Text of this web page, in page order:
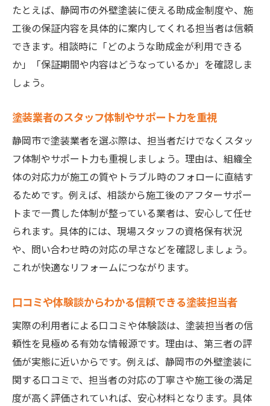
たとえば、静岡市の外壁塗装に使える助成金制度や、施
工後の保証内容を具体的に案内してくれる担当者は信頼
できます。相談時に「どのような助成金が利用できる
か」「保証期間や内容はどうなっているか」を確認しま
しょう。
塗装業者のスタッフ体制やサポート力を重視
静岡市で塗装業者を選ぶ際は、担当者だけでなくスタッ
フ体制やサポート力も重視しましょう。理由は、組織全
体の対応力が施工の質やトラブル時のフォローに直結す
るためです。例えば、相談から施工後のアフターサポー
トまで一貫した体制が整っている業者は、安心して任せ
られます。具体的には、現場スタッフの資格保有状況
や、問い合わせ時の対応の早さなどを確認しましょう。
これが快適なリフォームにつながります。
口コミや体験談からわかる信頼できる塗装担当者
実際の利用者による口コミや体験談は、塗装担当者の信
頼性を見極める有効な情報源です。理由は、第三者の評
価が実態に近いからです。例えば、静岡市の外壁塗装に
関する口コミで、担当者の対応の丁寧さや施工後の満足
度が高く評価されていれば、安心材料となります。具体